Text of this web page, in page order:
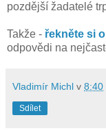
pozdější žadatelé
Takže - řekněte si
odpovědi na
Vladimír Michl v 8:40
Sdílet